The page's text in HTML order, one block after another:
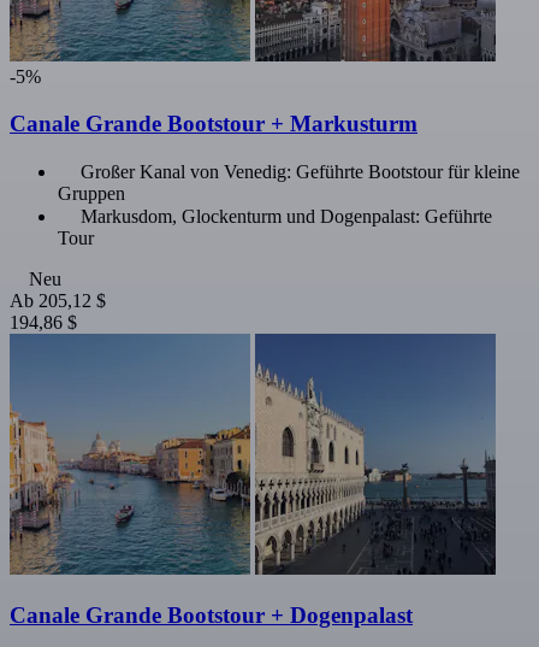
-5%
Canale Grande Bootstour + Markusturm
Großer Kanal von Venedig: Geführte Bootstour für kleine
Gruppen
Markusdom, Glockenturm und Dogenpalast: Geführte
Tour
Neu
Ab 205,12 $
194,86 $
Canale Grande Bootstour + Dogenpalast